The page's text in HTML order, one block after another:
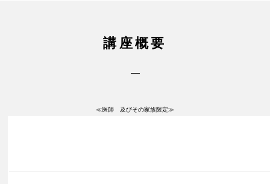
講座概要
≪医師 及びその家族限定≫